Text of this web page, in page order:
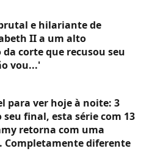
e hilariante de
II a um alto
corte que recusou seu
vou...'
para ver hoje à noite: 3
seu final, esta série com 13
retorna com uma
Completamente diferente